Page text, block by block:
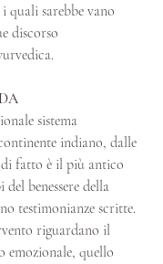
i quali sarebbe vano
discorso
sistema
indiano, dalle
fatto è il più antico
benessere della
testimonianze scritte.
riguardano il
quello